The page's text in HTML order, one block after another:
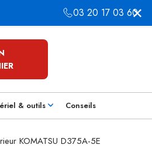
03 20 17 03 60
& outils Conseils
KOMATSU D375A-5E